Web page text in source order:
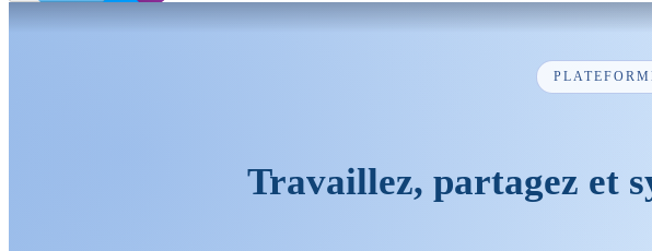
Travaillez, partagez et